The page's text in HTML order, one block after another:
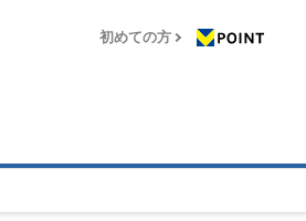
初めての方